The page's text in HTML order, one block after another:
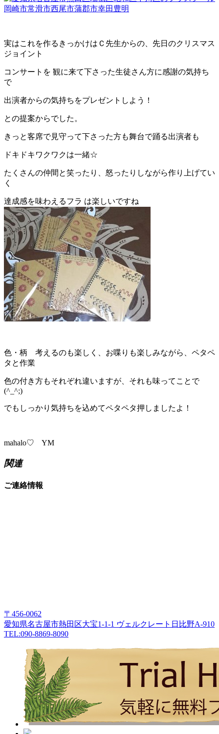
実はこれを作るきっかけはＣ先生からの、先日のクリスマス
ジョイント
コンサートを 観に来て下さった生徒さん方に感謝の気持ち
で
出演者からの気持ちをプレゼントしよう！
との提案からでした。
きっと客席で見守って下さった方も舞台で踊る出演者も
ドキドキワクワクは一緒☆
たくさんの仲間と笑ったり、怒ったりしながら作り上げてい
く
達成感を味わえるフラ は楽しいですね
色・柄 考えるのも楽しく、お喋りも楽しみながら、ペタペ
タと作業
色の付き方もそれぞれ違いますが、それも味ってことで
(^_^;)
でもしっかり気持ちを込めてペタペタ押しましたよ！
mahalo♡ YM
関連
ご連絡情報
〒456-0062
愛知県名古屋市熱田区大宝1-1-1 ヴェルクレート日比野A-910
TEL:090-8869-8090